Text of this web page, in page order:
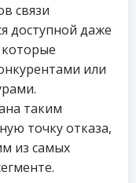
связи
доступной даже
или
таким
точку отказа,
из самых